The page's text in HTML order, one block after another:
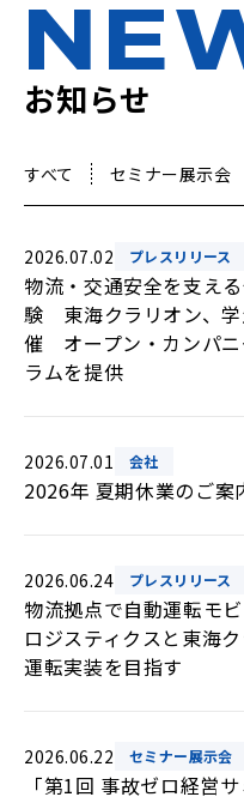
お知らせ
すべて セミナー展示会
2026.07.02 プレスリリース
物流・交通安全を支え
験 東海クラリオン、学
催 オープン・カンパニ
ラムを提供
2026.07.01 会社
2026年 夏期休業のご案
2026.06.24 プレスリリース
物流拠点で自動運転モ
ロジスティクスと東海
運転実装を目指す
2026.06.22 セミナー展示会
「第1回 事故ゼロ経営